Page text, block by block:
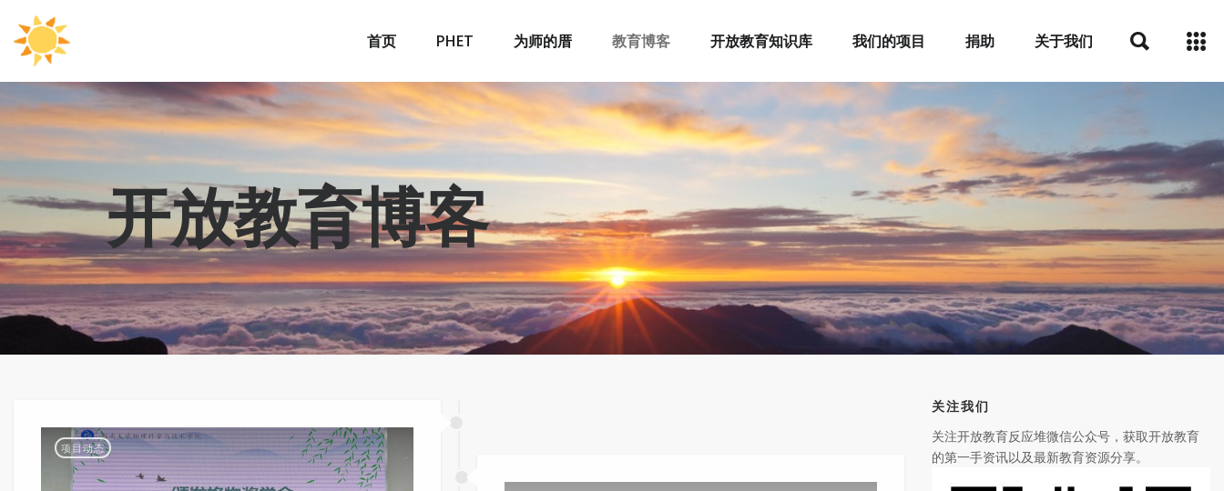
首页 PHET 为师的厝 教育博客 开放教育知识库 我们的项目 捐助 关于我们
开放教育博客
项目动态
关注我们
关注开放教育反应堆微信公众号，获取开放教育
的第一手资讯以及最新教育资源分享。